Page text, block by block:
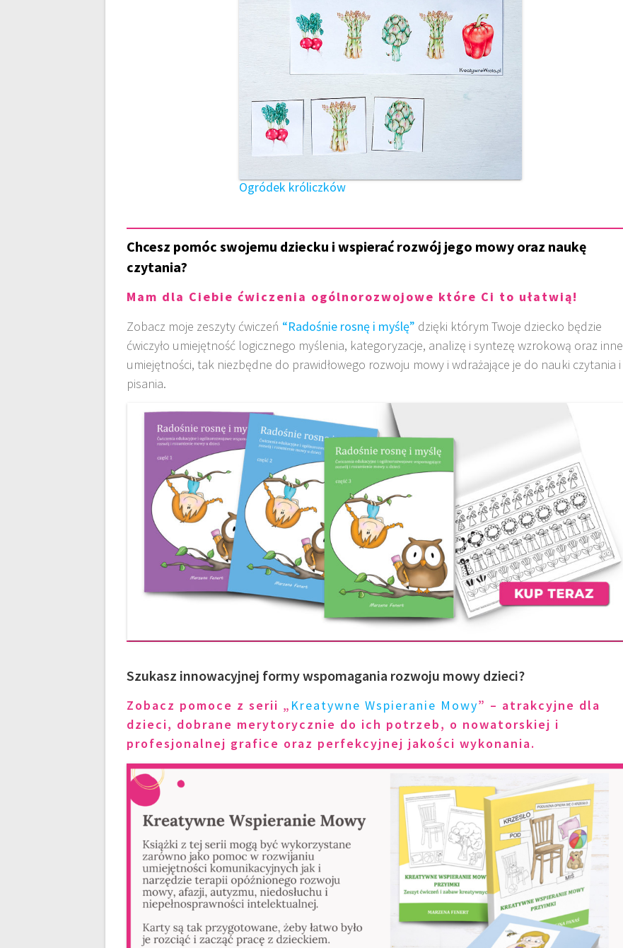
Ogródek króliczków
Chcesz pomóc swojemu dziecku i wspierać rozwój jego mowy oraz naukę
czytania?
Mam dla Ciebie ćwiczenia ogólnorozwojowe które Ci to ułatwią!
Zobacz moje zeszyty ćwiczeń “Radośnie rosnę i myślę” dzięki którym Twoje dziecko będzie
ćwiczyło umiejętność logicznego myślenia, kategoryzacje, analizę i syntezę wzrokową oraz inne
umiejętności, tak niezbędne do prawidłowego rozwoju mowy i wdrażające je do nauki czytania i
pisania.
Szukasz innowacyjnej formy wspomagania rozwoju mowy dzieci?
Zobacz pomoce z serii „ Kreatywne Wspieranie Mowy” – atrakcyjne dla
dzieci, dobrane merytorycznie do ich potrzeb, o nowatorskiej i
profesjonalnej grafice oraz perfekcyjnej jakości wykonania.